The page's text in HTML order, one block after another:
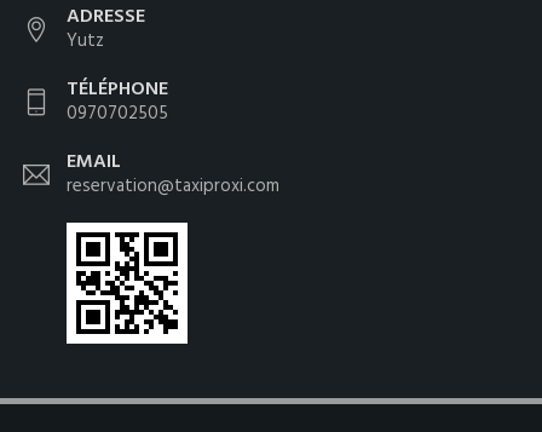
ADRESSE
Yutz
TÉLÉPHONE
0970702505
EMAIL
reservation@taxiproxi.com